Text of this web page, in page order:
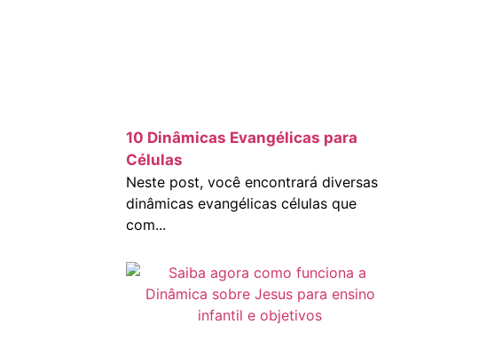
10 Dinâmicas Evangélicas para
Células
Neste post, você encontrará diversas
dinâmicas evangélicas células que
com...